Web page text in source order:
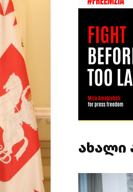
ახალი